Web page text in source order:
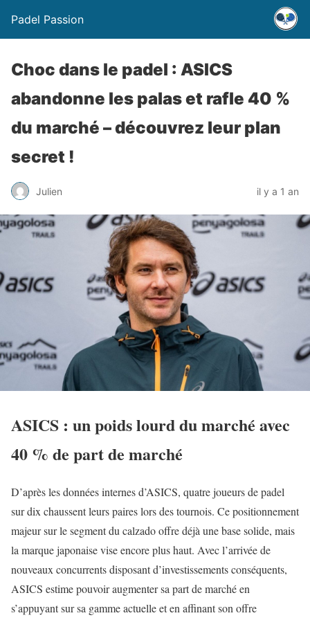
Padel Passion
Choc dans le padel : ASICS
abandonne les palas et rafle 40 %
du marché – découvrez leur plan
secret !
Julien il y a 1 an
ASICS : un poids lourd du marché avec
40 % de part de marché
D’après les données internes d’ASICS, quatre joueurs de padel
sur dix chaussent leurs paires lors des tournois. Ce positionnement
majeur sur le segment du calzado offre déjà une base solide, mais
la marque japonaise vise encore plus haut. Avec l’arrivée de
nouveaux concurrents disposant d’investissements conséquents,
ASICS estime pouvoir augmenter sa part de marché en
s’appuyant sur sa gamme actuelle et en affinant son offre